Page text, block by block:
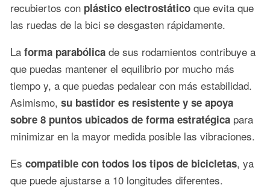
recubiertos con plástico electrostático que evita que
las ruedas de la bici se desgasten rápidamente.
La forma parabólica de sus rodamientos contribuye a
que puedas mantener el equilibrio por mucho más
tiempo y, a que puedas pedalear con más estabilidad.
Asimismo, su bastidor es resistente y se apoya
sobre 8 puntos ubicados de forma estratégica para
minimizar en la mayor medida posible las vibraciones.
Es compatible con todos los tipos de bicicletas, ya
que puede ajustarse a 10 longitudes diferentes.